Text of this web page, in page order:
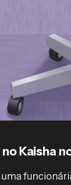
Kaisha